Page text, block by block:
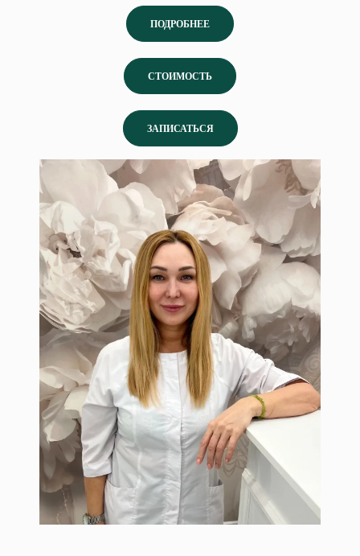
ПОДРОБНЕЕ
СТОИМОСТЬ
ЗАПИСАТЬСЯ
Сандальнова Ирина